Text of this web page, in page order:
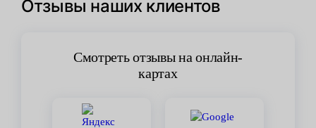
Отзывы наших клиентов
Смотреть отзывы на онлайн-
картах